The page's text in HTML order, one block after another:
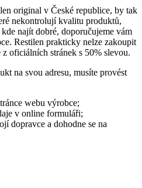
original v České republice, by tak
nekontrolují kvalitu produktů,
najít dobré, doporučujeme vám
Restilen prakticky nelze zakoupit
oficiálních stránek s 50% slevou.
na svou adresu, musíte provést
webu výrobce;
v online formuláři;
dopravce a dohodne se na